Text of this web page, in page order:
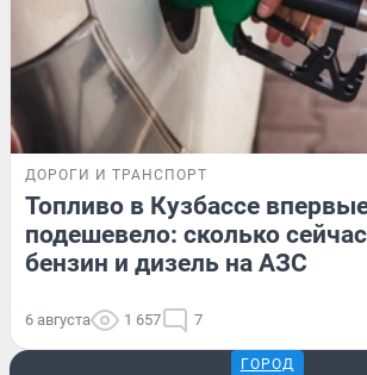
ДОРОГИ И ТРАНСПОРТ
Топливо в Кузбассе
подешевело: сколько
бензин и дизель на АЗС
6 августа 1 657 7
ГОРОД